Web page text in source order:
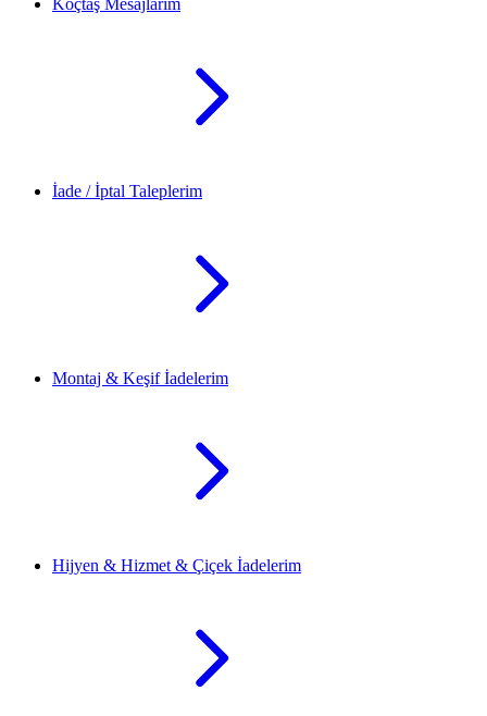
Koçtaş Mesajlarım
İade / İptal Taleplerim
Montaj & Keşif İadelerim
Hijyen & Hizmet & Çiçek İadelerim